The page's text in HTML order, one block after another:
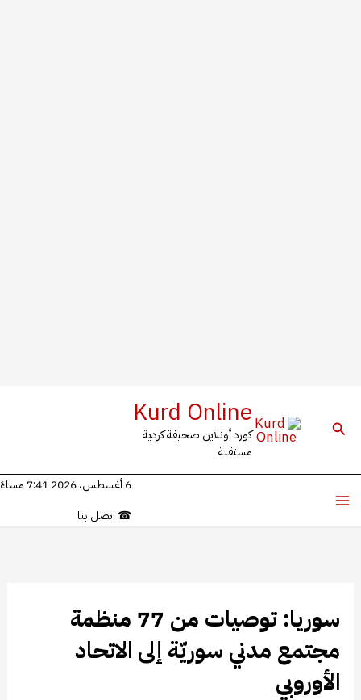
البحث Kurd Online
كورد أونلاين صحيفة كردية
مستقلة
6 أغسطس، 2026 7:41 مساءً
☎ اتصل بنا
سوريا: توصيات من 77 منظمة
مجتمع مدني سوريّة إلى الاتحاد
الأوروبي